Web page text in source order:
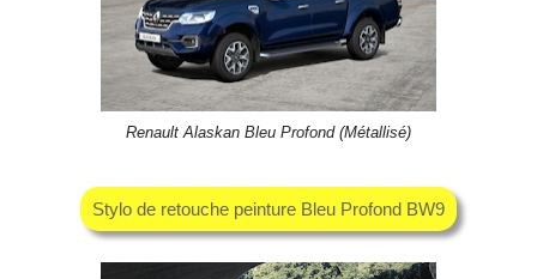
Renault Alaskan Bleu Profond (Métallisé)
Stylo de retouche peinture Bleu Profond BW9